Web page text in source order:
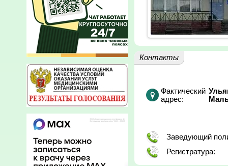
Контакты
Фактический
адрес:
Заведующий
Регистратура: